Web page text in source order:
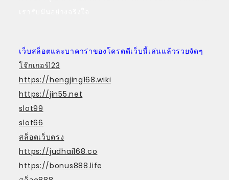
เว็บสล็อตและบาคาร่าของโครตดีเว็บนี้เล่นแล้วรวยจัดๆ
โจ๊กเกอร์123
https://hengjing168.wiki
https://jin55.net
slot99
slot66
สล็อตเว็บตรง
https://judhai168.co
https://bonus888.life